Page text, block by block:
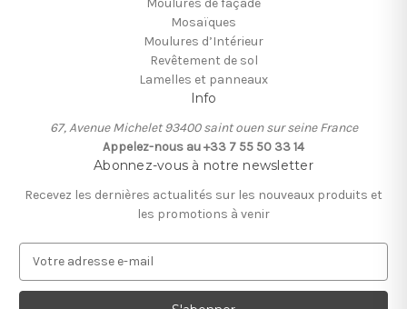
Mosaïques
Moulures d’Intérieur
Revêtement de sol
Lamelles et panneaux
Info
67, Avenue Michelet 93400 saint ouen sur seine France
Appelez-nous au +33 7 55 50 33 14
Abonnez-vous à notre newsletter
Recevez les dernières actualités sur les nouveaux produits et
les promotions à venir
r